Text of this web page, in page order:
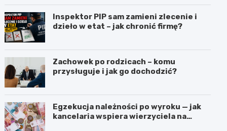
Inspektor PIP sam zamieni zlecenie i
dzieło w etat – jak chronić firmę?
Zachowek po rodzicach – komu
przysługuje i jak go dochodzić?
Egzekucja należności po wyroku — jak
kancelaria wspiera wierzyciela na